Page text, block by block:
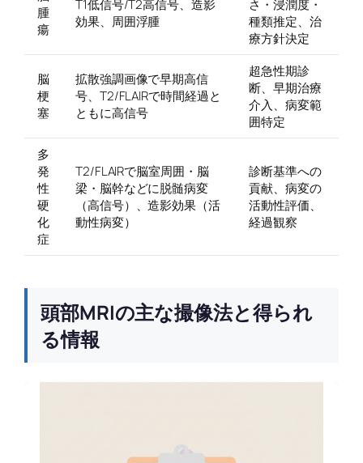
腫
瘍
T1低信号/T2高信号、造影
効果、周囲浮腫
さ・浸潤度・
種類推定、治
療方針決定
脳
梗
塞
拡散強調画像で早期高信
号、T2/FLAIRで時間経過と
ともに高信号
超急性期診
断、早期治療
介入、病変範
囲特定
多
発
性
硬
化
症
T2/FLAIRで脳室周囲・脳
梁・脳幹などに脱髄病変
（高信号）、造影効果（活
動性病変）
診断基準への
貢献、病変の
活動性評価、
経過観察
頭部MRIの主な撮像法と得られ
る情報